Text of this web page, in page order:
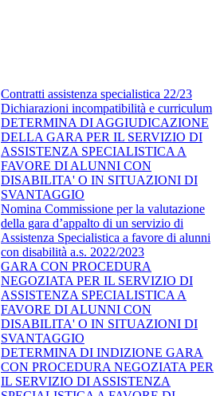
Contratti assistenza specialistica 22/23
Dichiarazioni incompatibilità e curriculum
DETERMINA DI AGGIUDICAZIONE
DELLA GARA PER IL SERVIZIO DI
ASSISTENZA SPECIALISTICA A
FAVORE DI ALUNNI CON
DISABILITA' O IN SITUAZIONI DI
SVANTAGGIO
Nomina Commissione per la valutazione
della gara d’appalto di un servizio di
Assistenza Specialistica a favore di alunni
con disabilità a.s. 2022/2023
GARA CON PROCEDURA
NEGOZIATA PER IL SERVIZIO DI
ASSISTENZA SPECIALISTICA A
FAVORE DI ALUNNI CON
DISABILITA' O IN SITUAZIONI DI
SVANTAGGIO
DETERMINA DI INDIZIONE GARA
CON PROCEDURA NEGOZIATA PER
IL SERVIZIO DI ASSISTENZA